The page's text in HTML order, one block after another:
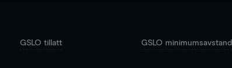
GSLO tillatt GSLO minimumsavstand